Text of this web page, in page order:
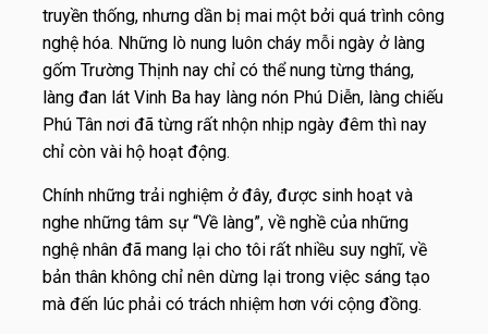
truyền thống, nhưng dần bị mai một bởi quá trình công
nghệ hóa. Những lò nung luôn cháy mỗi ngày ở làng
gốm Trường Thịnh nay chỉ có thể nung từng tháng,
làng đan lát Vinh Ba hay làng nón Phú Diễn, làng chiếu
Phú Tân nơi đã từng rất nhộn nhịp ngày đêm thì nay
chỉ còn vài hộ hoạt động.
Chính những trải nghiệm ở đây, được sinh hoạt và
nghe những tâm sự “Về làng”, về nghề của những
nghệ nhân đã mang lại cho tôi rất nhiều suy nghĩ, về
bản thân không chỉ nên dừng lại trong việc sáng tạo
mà đến lúc phải có trách nhiệm hơn với cộng đồng.